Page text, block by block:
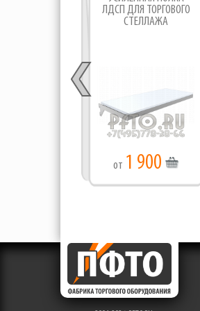
ЛДСП ДЛЯ ТОРГОВОГО
СТЕЛЛАЖА
от 1 900